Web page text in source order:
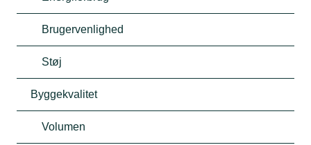
Brugervenlighed
Støj
Byggekvalitet
Volumen